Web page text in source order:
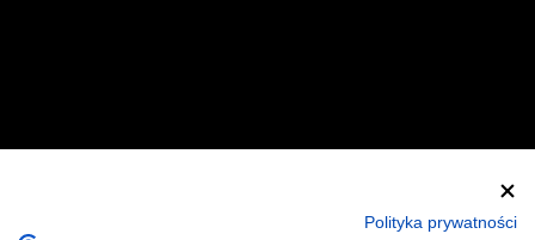
Zostań HelperemPolityka prywatności